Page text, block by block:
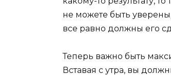
не можете быть
все равно должны его
Теперь важно быть
Вставая с утра, вы